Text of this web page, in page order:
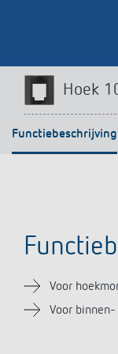
Hoek
Functiebeschrijving
Voor
Voor